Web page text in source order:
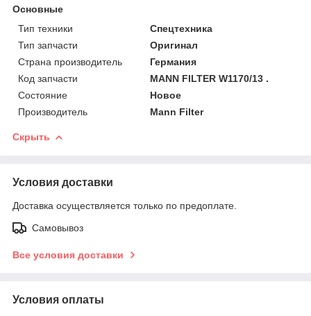
Основные
Тип техники
Спецтехника
Тип запчасти
Оригинал
Страна производитель
Германия
Код запчасти
MANN FILTER W1170/13 .
Состояние
Новое
Производитель
Mann Filter
Скрыть
Условия доставки
Доставка осуществляется только по предоплате.
Самовывоз
Все условия доставки
Условия оплаты